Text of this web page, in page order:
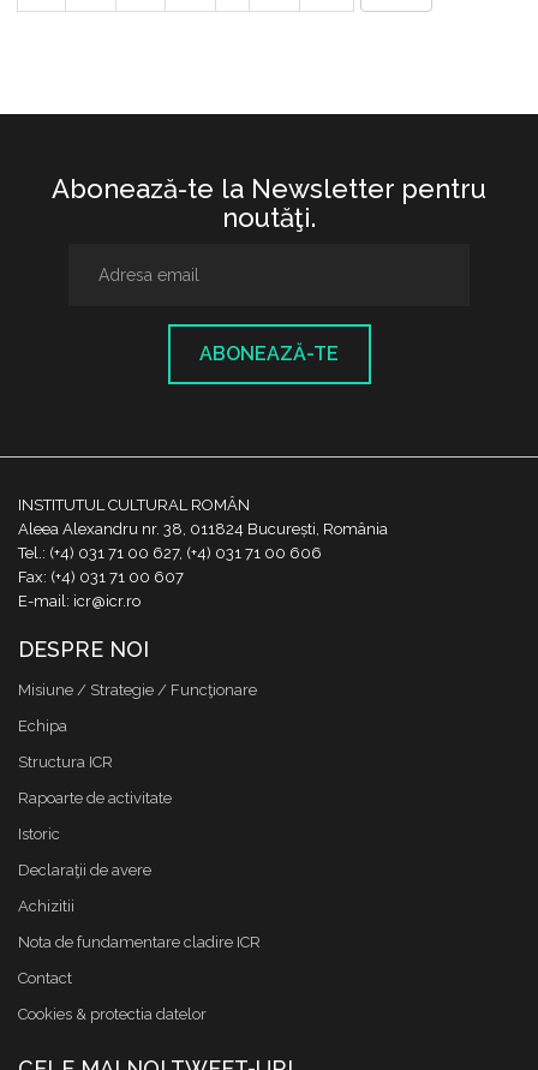
Abonează-te la Newsletter pentru
noutăţi.
ABONEAZĂ-TE
INSTITUTUL CULTURAL ROMÂN
Aleea Alexandru nr. 38, 011824 București, România
Tel.: (+4) 031 71 00 627, (+4) 031 71 00 606
Fax: (+4) 031 71 00 607
E-mail: icr@icr.ro
DESPRE NOI
Misiune / Strategie / Funcţionare
Echipa
Structura ICR
Rapoarte de activitate
Istoric
Declaraţii de avere
Achizitii
Nota de fundamentare cladire ICR
Contact
Cookies & protectia datelor